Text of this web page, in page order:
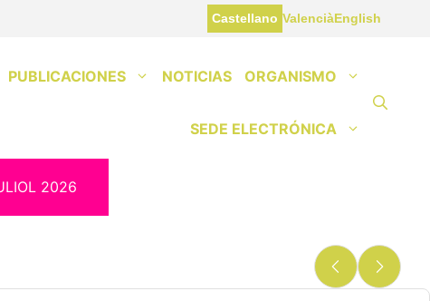
Castellano ValenciàEnglish
PUBLICACIONES NOTICIAS ORGANISMO
SEDE ELECTRÓNICA
2026